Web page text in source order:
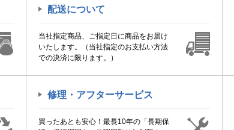
配送について
当社指定商品、ご指定日に商品をお届け
いたします。（当社指定のお支払い方法
での決済に限ります。）
修理・アフターサービス
買ったあとも安心！最長10年の「長期保